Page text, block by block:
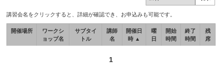
講習会名をクリックすると、詳細が確認でき、お申込みも可能です。
開催場所
ワークシ
ョップ名
サブタイ
トル
講師
名
開催日
時 ▲
曜
日
開始
時間
終了
時間
残
席
1